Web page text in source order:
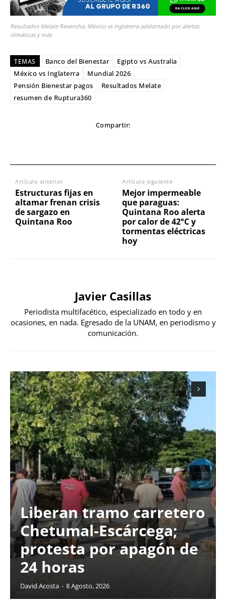
Resultados Melate Revancha; México vs Inglaterra adelantado por alertas
climáticas y más
TEMAS Banco del Bienestar
Egipto vs Australia
México vs Inglaterra
Mundial 2026
Pensión Bienestar pagos
Resultados Melate
resumen de Ruptura360
Compartir:
Artículo anterior
Estructuras fijas en
altamar frenan crisis
de sargazo en
Quintana Roo
Artículo siguiente
Mejor impermeable
que paraguas:
Quintana Roo alerta
por calor de 42°C y
tormentas eléctricas
hoy
Javier Casillas
Periodista multifacético, especializado en todo y en
ocasiones, en nada. Egresado de la UNAM, en periodismo y
comunicación.
Liberan tramo carretero
Chetumal-Escárcega;
protesta por apagón de
24 horas
David Acosta - 8 Agosto, 2026